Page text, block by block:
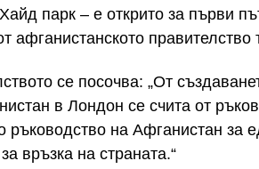
парк – е открито за първи
афганистанското правителство
се посочва: „От
в Лондон се счита от
ръководство на Афганистан за
връзка на страната.“